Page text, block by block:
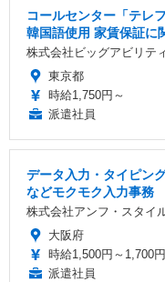
コールセンター「テレ
韓国語使用 家賃保証に
株式会社ビッグアビリテ
東京都
時給1,750円～
派遣社員
データ入力・タイピン
などモクモク入力事務
株式会社アンフ・スタイ
大阪府
時給1,500円～1,700円
派遣社員